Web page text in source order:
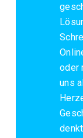
oder
uns